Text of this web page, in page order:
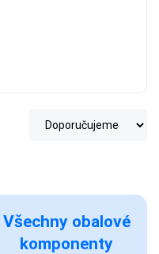
Všechny obalové
komponenty